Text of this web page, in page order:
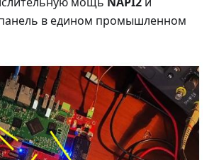
в едином промышленном